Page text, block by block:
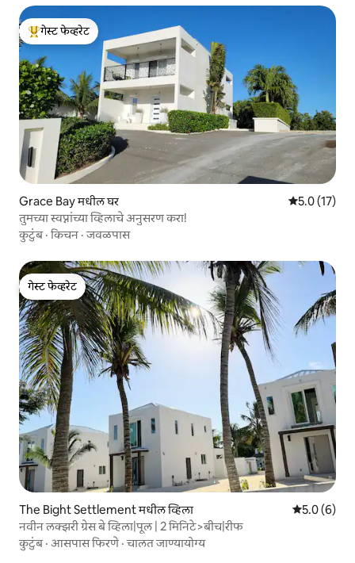
टॉप गेस्ट फेव्हरेट
गेस्ट फेव्हरेट
Grace Bay मधील घर 5 पैकी 5.0
5.0 (17)
तुमच्या स्वप्नांच्या व्हिलाचे अनुसरण करा!
कुटुंब·किचन ·जवळपास
गेस्ट फेव्हरेट
गेस्ट फेव्हरेट
The Bight Settlement मधील व्हिला 5 पैकी 5.0
5.0 (6)
नवीन लक्झरी ग्रेस बे व्हिला|पूल | 2 मिनिटे>बीच|रीफ
कुटुंब· आसपास फिरणे ·चालत जाण्यायोग्य